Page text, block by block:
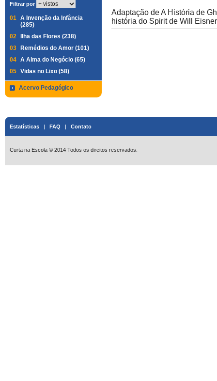
Filtrar por
01 A Invenção da Infância
(285)
02
Ilha das Flores (238)
03
Remédios do Amor (101)
04 A Alma do Negócio (65)
05 Vidas no Lixo (58)
Acervo Pedagógico
Adaptação de A História de
história do Spirit de Will
Estatísticas | FAQ | Contato
Curta na Escola © 2014 Todos os direitos reservados.